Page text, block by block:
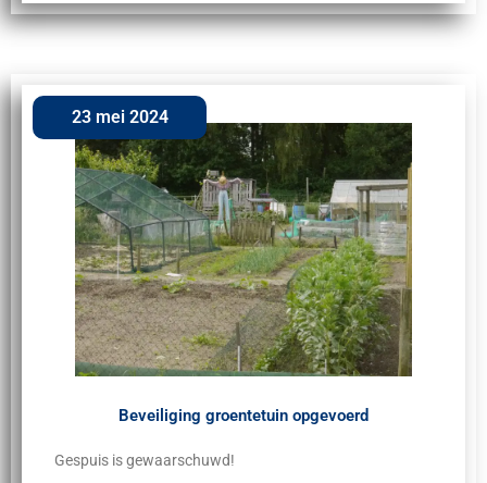
23 mei 2024
Beveiliging groentetuin opgevoerd
Gespuis is gewaarschuwd!